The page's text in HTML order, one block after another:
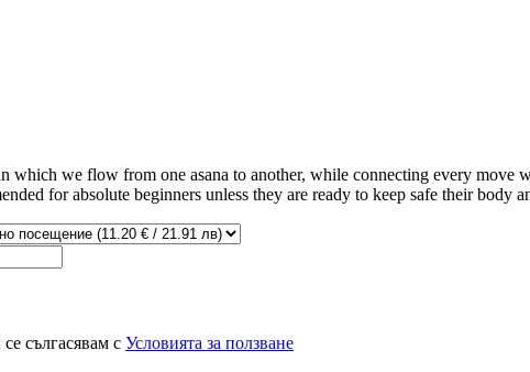
we flow from one asana to another, while connecting every move
for absolute beginners unless they are ready to keep safe their body
сългасявам с Условията за ползване